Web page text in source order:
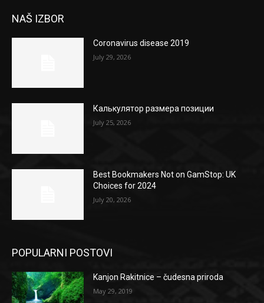
NAŠ IZBOR
Coronavirus disease 2019
July 29, 2026
Калькулятор размера позиции
July 25, 2026
Best Bookmakers Not on GamStop: UK
Choices for 2024
July 20, 2026
POPULARNI POSTOVI
Kanjon Rakitnice – čudesna priroda
May 29, 2019